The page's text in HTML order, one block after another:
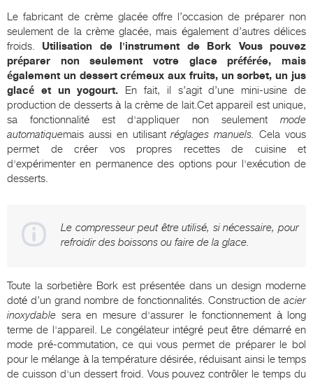
Le fabricant de crème glacée offre l’occasion de préparer non
seulement de la crème glacée, mais également d’autres délices
froids. Utilisation de l'instrument de Bork Vous pouvez
préparer non seulement votre glace préférée, mais
également un dessert crémeux aux fruits, un sorbet, un jus
glacé et un yogourt. En fait, il s’agit d’une mini-usine de
production de desserts à la crème de lait.Cet appareil est unique,
sa fonctionnalité est d'appliquer non seulement mode
automatiquemais aussi en utilisantréglages manuels.
Cela vous
permet de créer vos propres recettes de cuisine et
d'expérimenter en permanence des options pour l'exécution de
desserts.
Le compresseur peut être utilisé, si nécessaire, pour
refroidir des boissons ou faire de la glace.
Toute la sorbetière Bork est présentée dans un design moderne
doté d’un grand nombre de fonctionnalités. Construction de acier
inoxydable sera en mesure d'assurer le fonctionnement à long
terme de l'appareil. Le congélateur intégré peut être démarré en
mode pré-commutation, ce qui vous permet de préparer le bol
pour le mélange à la température désirée, réduisant ainsi le temps
de cuisson d'un dessert froid. Vous pouvez contrôler le temps du